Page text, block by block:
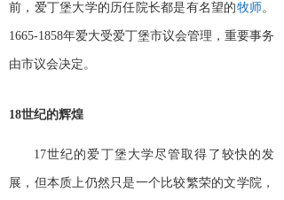
前，爱丁堡大学的历任院长都是有名望的牧师。
1665-1858年爱大受爱丁堡市议会管理，重要事务
由市议会决定。
18世纪的辉煌
17世纪的爱丁堡大学尽管取得了较快的发
展，但本质上仍然只是一个比较繁荣的文学院，